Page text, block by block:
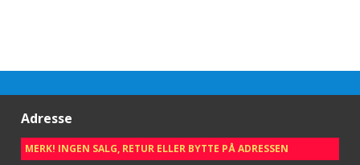
Adresse
MERK! INGEN SALG, RETUR ELLER BYTTE PÅ ADRESSEN